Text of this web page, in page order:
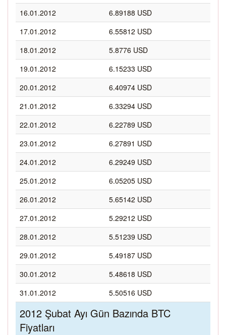
16.01.2012
6.89188 USD
17.01.2012
6.55812 USD
18.01.2012
5.8776 USD
19.01.2012
6.15233 USD
20.01.2012
6.40974 USD
21.01.2012
6.33294 USD
22.01.2012
6.22789 USD
23.01.2012
6.27891 USD
24.01.2012
6.29249 USD
25.01.2012
6.05205 USD
26.01.2012
5.65142 USD
27.01.2012
5.29212 USD
28.01.2012
5.51239 USD
29.01.2012
5.49187 USD
30.01.2012
5.48618 USD
31.01.2012
5.50516 USD
2012 Şubat Ayı Gün Bazında BTC
Fiyatları